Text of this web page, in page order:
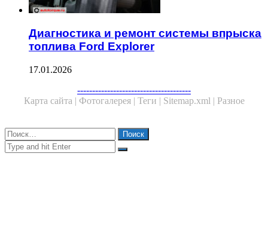
Диагностика и ремонт системы впрыска
топлива Ford Explorer
17.01.2026
--------------------------------------
Карта сайта | Фотогалерея | Теги | Sitemap.xml | Разное
Close
Найти:
Close
Search